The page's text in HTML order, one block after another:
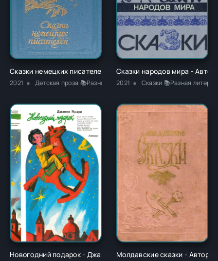
Сказки немецких писателей - Новалис
2021 Детская проза 📚Разная литература
Сказки народов мира -
2021 Сказки 📚Разная
Новогодний подарок - Джанни РодариМолдавские сказки - Автор